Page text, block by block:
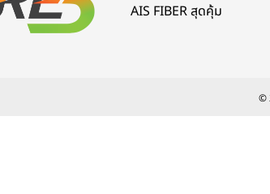
AIS FIBER สุดคุ้ม
©